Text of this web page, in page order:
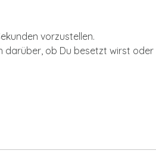
vorzustellen.
darüber, ob Du besetzt wirst oder